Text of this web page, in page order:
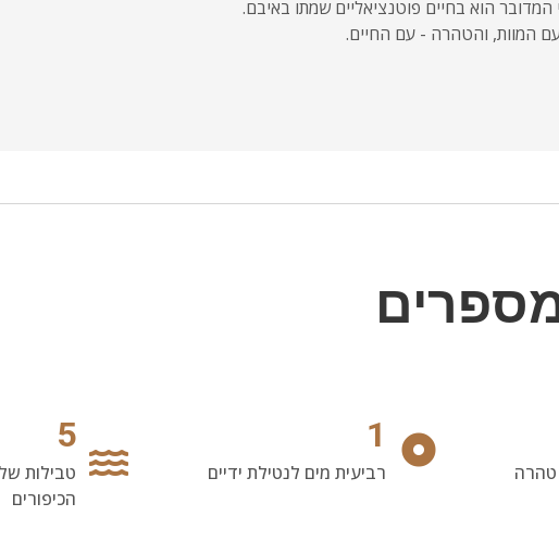
הוא בחיים פוטנציאליים שמתו באיבם.
המוות, והטהרה - עם החיים.
1
רביעית מים לנטילת ידיים
5
טבילות
הכיפורים